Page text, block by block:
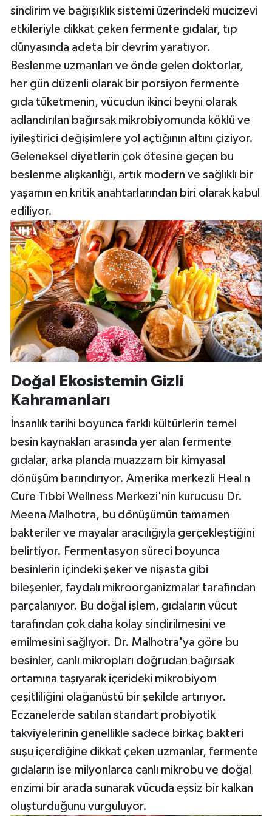
sindirim ve bağışıklık sistemi üzerindeki mucizevi
etkileriyle dikkat çeken fermente gıdalar, tıp
dünyasında adeta bir devrim yaratıyor.
Beslenme uzmanları ve önde gelen doktorlar,
her gün düzenli olarak bir porsiyon fermente
gıda tüketmenin, vücudun ikinci beyni olarak
adlandırılan bağırsak mikrobiyomunda köklü ve
iyileştirici değişimlere yol açtığının altını çiziyor.
Geleneksel diyetlerin çok ötesine geçen bu
beslenme alışkanlığı, artık modern ve sağlıklı bir
yaşamın en kritik anahtarlarından biri olarak kabul
ediliyor.
Doğal Ekosistemin Gizli
Kahramanları
İnsanlık tarihi boyunca farklı kültürlerin temel
besin kaynakları arasında yer alan fermente
gıdalar, arka planda muazzam bir kimyasal
dönüşüm barındırıyor. Amerika merkezli Heal n
Cure Tıbbi Wellness Merkezi'nin kurucusu Dr.
Meena Malhotra, bu dönüşümün tamamen
bakteriler ve mayalar aracılığıyla gerçekleştiğini
belirtiyor. Fermentasyon süreci boyunca
besinlerin içindeki şeker ve nişasta gibi
bileşenler, faydalı mikroorganizmalar tarafından
parçalanıyor. Bu doğal işlem, gıdaların vücut
tarafından çok daha kolay sindirilmesini ve
emilmesini sağlıyor. Dr. Malhotra'ya göre bu
besinler, canlı mikropları doğrudan bağırsak
ortamına taşıyarak içerideki mikrobiyom
çeşitliliğini olağanüstü bir şekilde artırıyor.
Eczanelerde satılan standart probiyotik
takviyelerinin genellikle sadece birkaç bakteri
suşu içerdiğine dikkat çeken uzmanlar, fermente
gıdaların ise milyonlarca canlı mikrobu ve doğal
enzimi bir arada sunarak vücuda eşsiz bir kalkan
oluşturduğunu vurguluyor.